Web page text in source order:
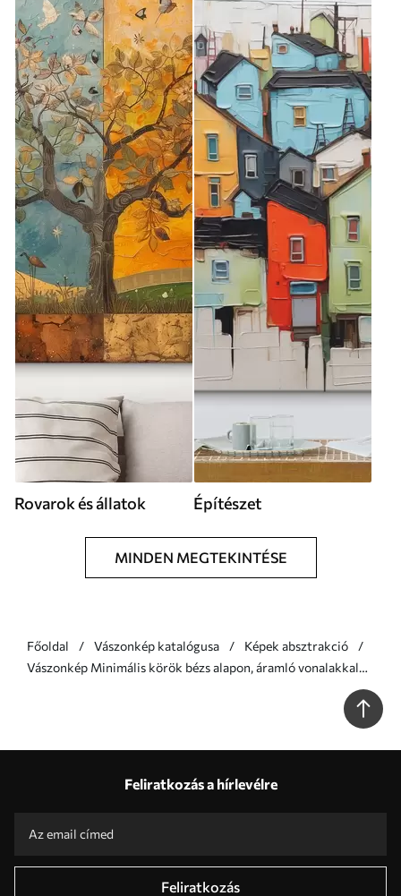
Rovarok és állatok Építészet
MINDEN MEGTEKINTÉSE
Főoldal Vászonkép katalógusa
Képek absztrakció
Vászonkép Minimális körök bézs alapon, áramló vonalakkal
Feliratkozás a hírlevélre
Feliratkozás